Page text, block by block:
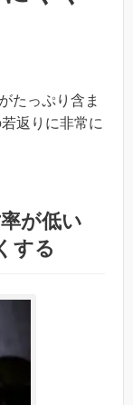
たっぷり含ま
返りに非常に
が低い
する